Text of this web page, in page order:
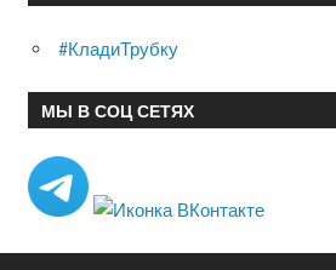
#КладиТрубку
МЫ В СОЦ СЕТЯХ